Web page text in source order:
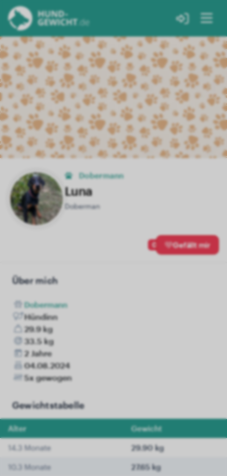
Dobermann
Luna
Doberman
0 Gefällt mir
Über mich
Dobermann
Hündinn
29.9 kg
33.5 kg
2 Jahre
04.08.2024
5x gewogen
Gewichtstabelle
Alter Gewicht
14.3 Monate 29.90 kg
10.3 Monate 27.65 kg